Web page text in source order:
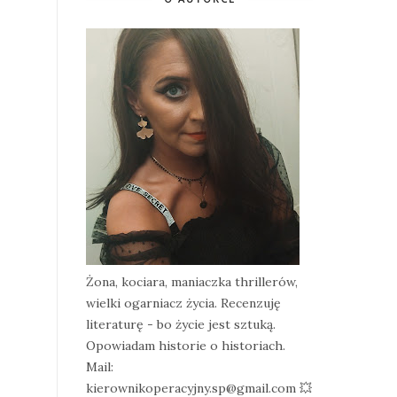
Żona, kociara, maniaczka thrillerów,
wielki ogarniacz życia. Recenzuję
literaturę - bo życie jest sztuką.
Opowiadam historie o historiach.
Mail:
kierownikoperacyjny.sp@gmail.com 💥